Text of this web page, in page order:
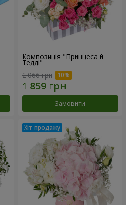
Композиція "Принцеса й
Тедді"
2 066 грн
Замовити